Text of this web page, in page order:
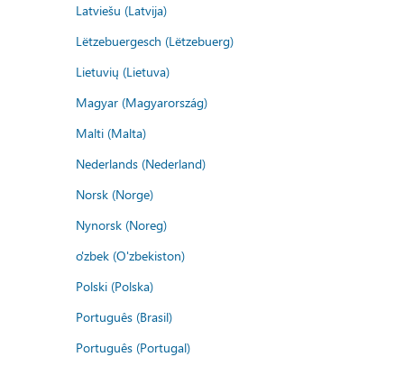
Latviešu (Latvija)
Lëtzebuergesch (Lëtzebuerg)
Lietuvių (Lietuva)
Magyar (Magyarország)
Malti (Malta)
Nederlands (Nederland)
Norsk (Norge)
Nynorsk (Noreg)
o'zbek (O'zbekiston)
Polski (Polska)
Português (Brasil)
Português (Portugal)